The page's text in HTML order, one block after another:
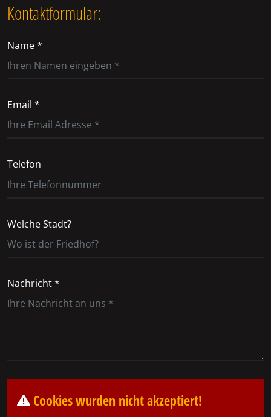
Kontaktformular:
Name *
Email *
Telefon
Welche Stadt?
Nachricht *
Cookies wurden nicht akzeptiert!